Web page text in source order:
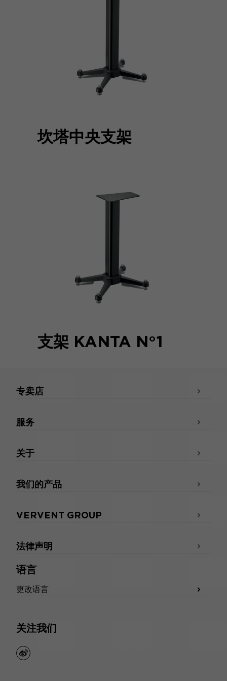
坎塔中央支架
支架 KANTA N°1
语言
更改语言
关注我们
weibo
专卖店
服务
关于
我们的产品
VERVENT GROUP
法律声明